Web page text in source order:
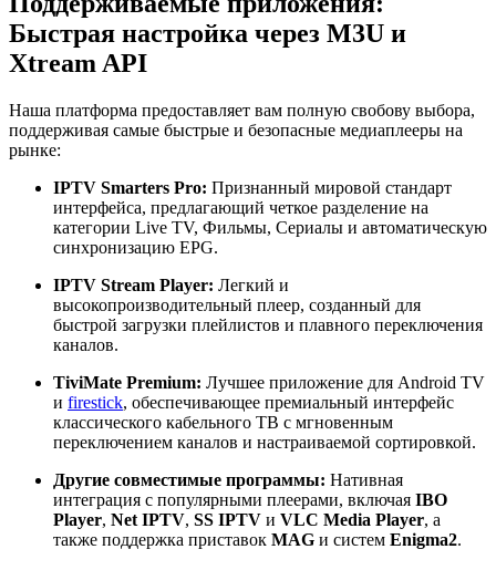
Быстрая настройка через M3U и
Xtream API
Наша платформа предоставляет вам полную свобову выбора,
поддерживая самые быстрые и безопасные медиаплееры на
рынке:
IPTV Smarters Pro: Признанный мировой стандарт
интерфейса, предлагающий четкое разделение на
категории Live TV, Фильмы, Сериалы и автоматическую
синхронизацию EPG.
IPTV Stream Player: Легкий и
высокопроизводительный плеер, созданный для
быстрой загрузки плейлистов и плавного переключения
каналов.
TiviMate Premium: Лучшее приложение для Android TV
и firestick, обеспечивающее премиальный интерфейс
классического кабельного ТВ с мгновенным
переключением каналов и настраиваемой сортировкой.
Другие совместимые программы: Нативная
интеграция с популярными плеерами, включая IBO
Player, Net IPTV, SS IPTV и VLC Media Player, а
также поддержка приставок MAG и систем Enigma2.